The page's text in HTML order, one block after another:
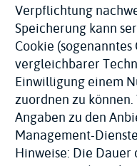
Verpflichtung
Speicherung kann
Cookie
vergleichbarer
Einwilligung einem
zuordnen zu
Angaben zu den
Management-
Hinweise: Die Dauer